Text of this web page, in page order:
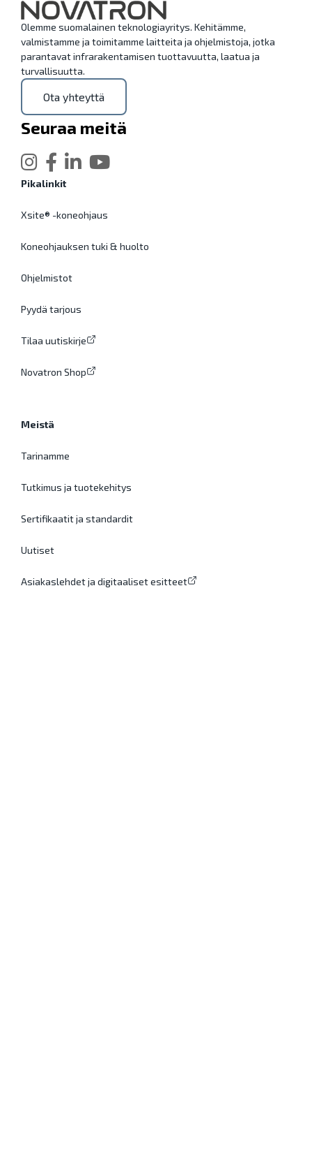
Olemme suomalainen teknologiayritys. Kehitämme,
valmistamme ja toimitamme laitteita ja ohjelmistoja, jotka
parantavat infrarakentamisen tuottavuutta, laatua ja
turvallisuutta.
Ota yhteyttä
Seuraa meitä
Pikalinkit
Xsite® -koneohjaus
Koneohjauksen tuki & huolto
Ohjelmistot
Pyydä tarjous
Tilaa uutiskirje
Novatron Shop
Meistä
Tarinamme
Tutkimus ja tuotekehitys
Sertifikaatit ja standardit
Uutiset
Asiakaslehdet ja digitaaliset esitteet